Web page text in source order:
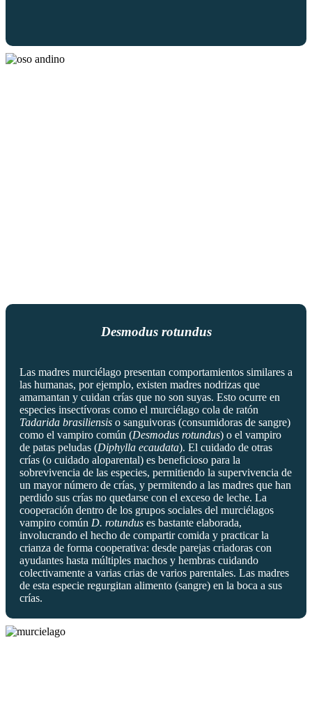
Desmodus rotundus
Las madres murciélago presentan comportamientos similares a
las humanas, por ejemplo, existen madres nodrizas que
amamantan y cuidan crías que no son suyas. Esto ocurre en
especies insectívoras como el murciélago cola de ratón
Tadarida brasiliensis o sanguivoras (consumidoras de sangre)
como el vampiro común (Desmodus rotundus) o el vampiro
de patas peludas (Diphylla ecaudata). El cuidado de otras
crías (o cuidado aloparental) es beneficioso para la
sobrevivencia de las especies, permitiendo la supervivencia de
un mayor número de crías, y permitendo a las madres que han
perdido sus crías no quedarse con el exceso de leche. La
cooperación dentro de los grupos sociales del murciélagos
vampiro común D. rotundus es bastante elaborada,
involucrando el hecho de compartir comida y practicar la
crianza de forma cooperativa: desde parejas criadoras con
ayudantes hasta múltiples machos y hembras cuidando
colectivamente a varias crias de varios parentales. Las madres
de esta especie regurgitan alimento (sangre) en la boca a sus
crías.